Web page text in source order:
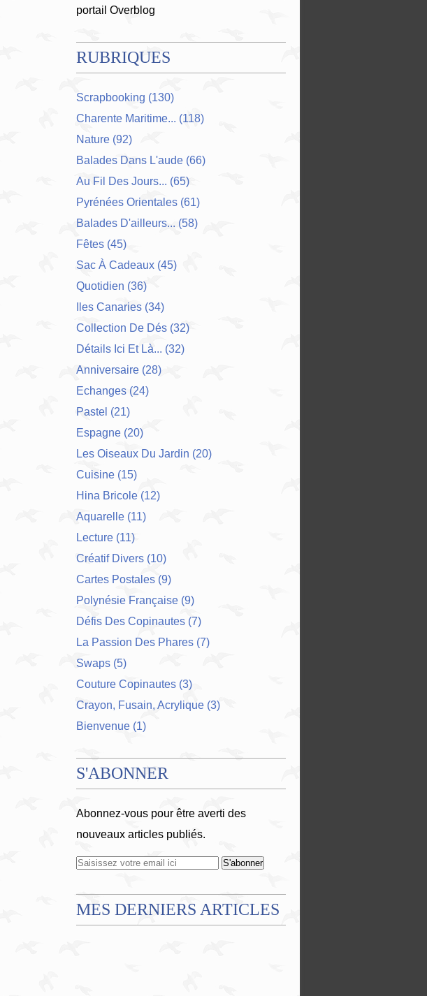
portail Overblog
RUBRIQUES
Scrapbooking (130)
Charente Maritime... (118)
Nature (92)
Balades Dans L'aude (66)
Au Fil Des Jours... (65)
Pyrénées Orientales (61)
Balades D'ailleurs... (58)
Fêtes (45)
Sac À Cadeaux (45)
Quotidien (36)
Iles Canaries (34)
Collection De Dés (32)
Détails Ici Et Là... (32)
Anniversaire (28)
Echanges (24)
Pastel (21)
Espagne (20)
Les Oiseaux Du Jardin (20)
Cuisine (15)
Hina Bricole (12)
Aquarelle (11)
Lecture (11)
Créatif Divers (10)
Cartes Postales (9)
Polynésie Française (9)
Défis Des Copinautes (7)
La Passion Des Phares (7)
Swaps (5)
Couture Copinautes (3)
Crayon, Fusain, Acrylique (3)
Bienvenue (1)
S'ABONNER
Abonnez-vous pour être averti des
nouveaux articles publiés.
MES DERNIERS ARTICLES